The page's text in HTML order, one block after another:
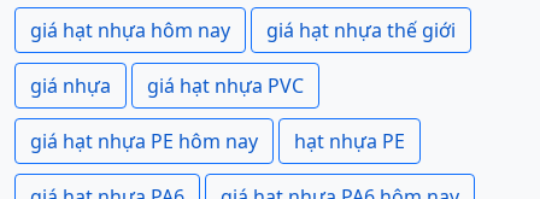
giá hạt nhựa hôm nay giá hạt nhựa thế giới
giá nhựa giá hạt nhựa PVC
giá hạt nhựa PE hôm nay hạt nhựa PE